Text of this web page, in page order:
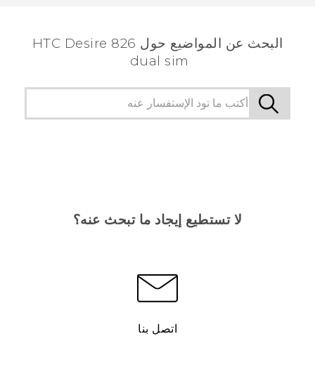
البحث عن المواضيع حول HTC Desire 826
dual sim
لا تستطيع إيجاد ما تبحث عنه؟
اتصل بنا